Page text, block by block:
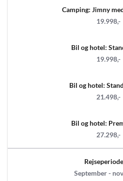
Camping: Jimny
19.998,-
Bil og hotel:
19.998,-
Bil og hotel:
21.498,-
Bil og hotel:
27.298,-
Rejseperiode
September -